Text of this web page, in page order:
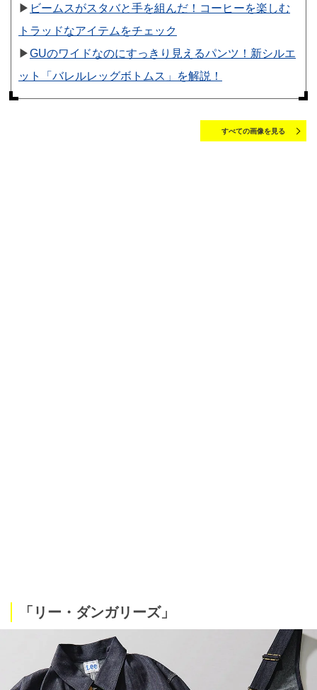
▶︎ ビームスがスタバと手を組んだ！コーヒーを楽しむ
トラッドなアイテムをチェック
▶︎GUのワイドなのにすっきり見えるパンツ！新シルエ
ット「バレルレッグボトムス」を解説！
すべての画像を見る
「リー・ダンガリーズ」